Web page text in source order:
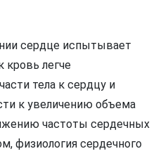
сердце испытывает
кровь легче
тела к сердцу и
к увеличению объема
частоты сердечных
физиология сердечного